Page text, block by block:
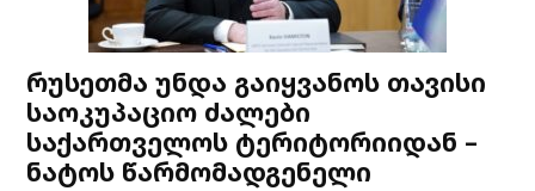
რუსეთმა უნდა გაიყვანოს თავისი
საოკუპაციო ძალები
საქართველოს ტერიტორიიდან –
ნატოს წარმომადგენელი